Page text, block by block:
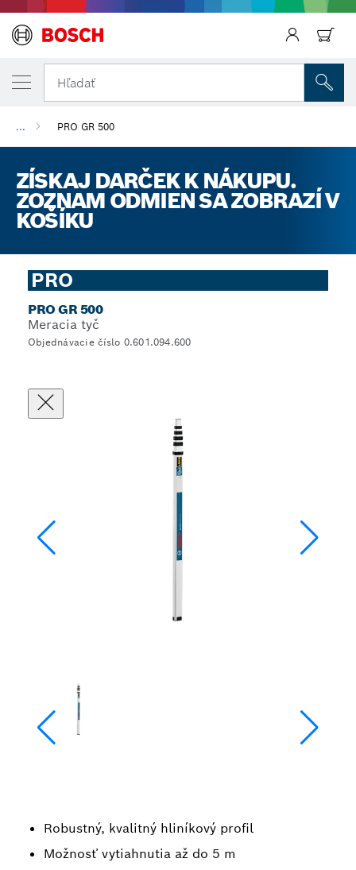
Hľadať
... PRO GR 500
ZÍSKAJ DARČEK K NÁKUPU.
ZOZNAM ODMIEN SA ZOBRAZÍ V
KOŠÍKU
PRO
PRO GR 500
Meracia tyč
Objednávacie číslo 0.601.094.600
Robustný, kvalitný hliníkový profil
Možnosť vytiahnutia až do 5 m